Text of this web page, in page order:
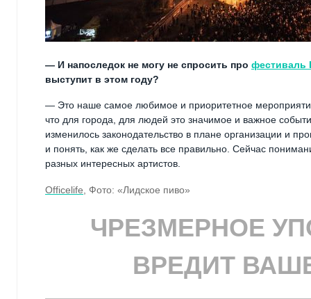
— И напоследок не могу не спросить про фестиваль
выступит в этом году?
— Это наше самое любимое и приоритетное
что для города, для людей это значимое и важное
изменилось законодательство в плане организации и
и понять, как же сделать все правильно. Сейчас
разных интересных артистов.
Officelife , Фото: «Лидское пиво»
ЧРЕЗМЕРНОЕ
ВРЕДИТ